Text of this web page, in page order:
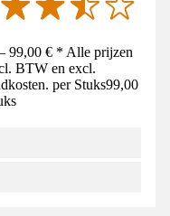
99,00 € * Alle prijzen
BTW en excl.
per Stuks99,00